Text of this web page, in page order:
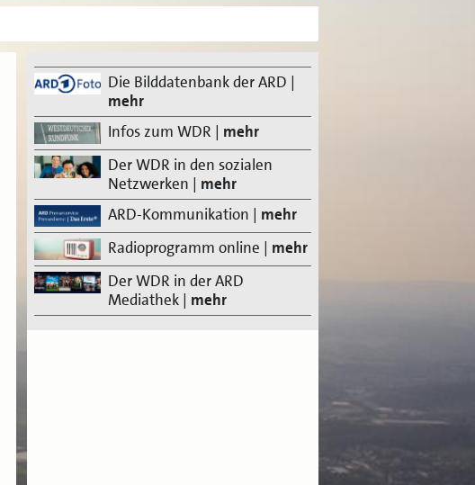
Die Bilddatenbank der ARD |
mehr
Infos zum WDR | mehr
Der WDR in den sozialen
Netzwerken | mehr
ARD-Kommunikation | mehr
Radioprogramm online | mehr
Der WDR in der ARD
Mediathek | mehr